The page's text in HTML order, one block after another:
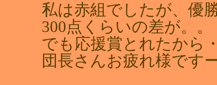
私は赤組でしたが、優
300点くらいの差が。。
でも応援賞とれたから
団長さんお疲れ様です